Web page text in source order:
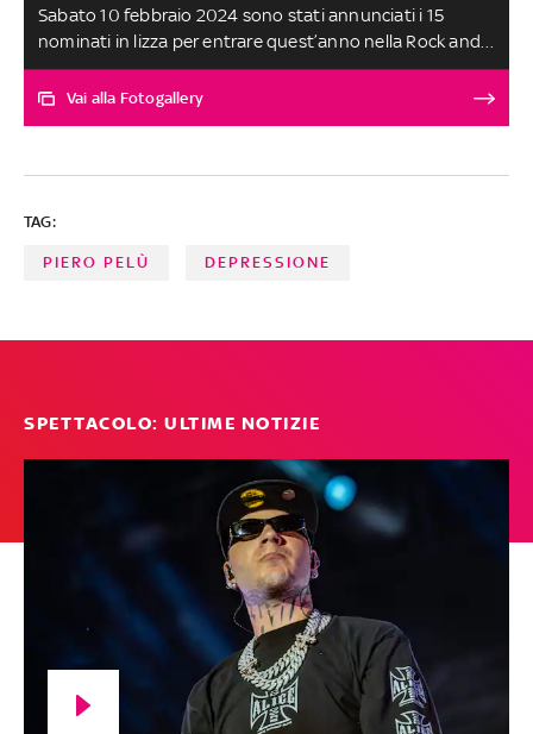
Sabato 10 febbraio 2024 sono stati annunciati i 15
nominati in lizza per entrare quest’anno nella Rock and
Roll Hall of Fame. Due terzi di questi hanno ottenuto la
candidatura per la prima volta. Tra i nominati, troviamo
cantautrice Sinead O'Connor. Scopriamo tutti i nomi dei
Vai alla Fotogallery
TAG:
PIERO PELÙ DEPRESSIONE
SPETTACOLO: ULTIME NOTIZIE